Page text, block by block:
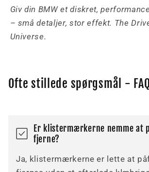
Giv din BMW et diskret,
– små detaljer, stor effekt. The
Universe.
Ofte stillede spørgsmål -
Er klistermærkerne nemme at
fjerne?
Ja, klistermærkerne er lette at